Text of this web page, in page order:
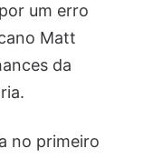
um erro
Matt
da
no primeiro